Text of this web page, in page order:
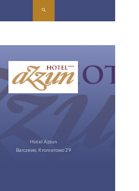
Hotel Azzun
Barczewo, Kromerowo 29